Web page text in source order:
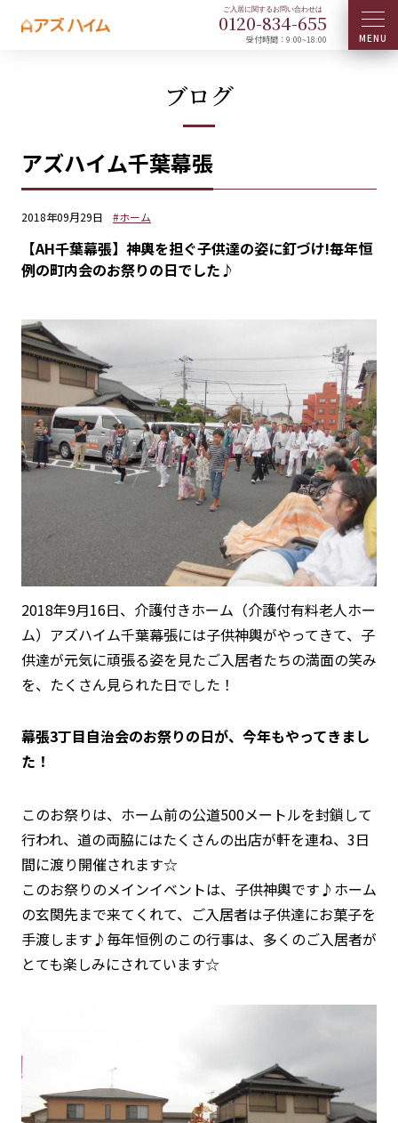
0120-834-655
受付時間：9:00~18:00
ブログ
アズハイム千葉幕張
2018年09月29日 #ホーム
【AH千葉幕張】神輿を担ぐ子供達の姿に釘づけ!毎年恒
例の町内会のお祭りの日でした♪
2018年9月16日、介護付きホーム（介護付有料老人ホー
ム）アズハイム千葉幕張には子供神輿がやってきて、子
供達が元気に頑張る姿を見たご入居者たちの満面の笑み
を、たくさん見られた日でした！
幕張3丁目自治会のお祭りの日が、今年もやってきまし
た！
このお祭りは、ホーム前の公道500メートルを封鎖して
行われ、道の両脇にはたくさんの出店が軒を連ね、3日
間に渡り開催されます☆
このお祭りのメインイベントは、 子供神輿です♪ホーム
の玄関先まで来てくれて、ご入居者は子供達にお菓子を
手渡します♪毎年恒例のこの行事は、多くのご入居者が
とても楽しみにされています☆